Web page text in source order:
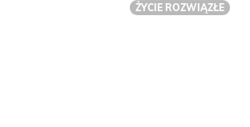
ŻYCIE ROZWIĄZŁE